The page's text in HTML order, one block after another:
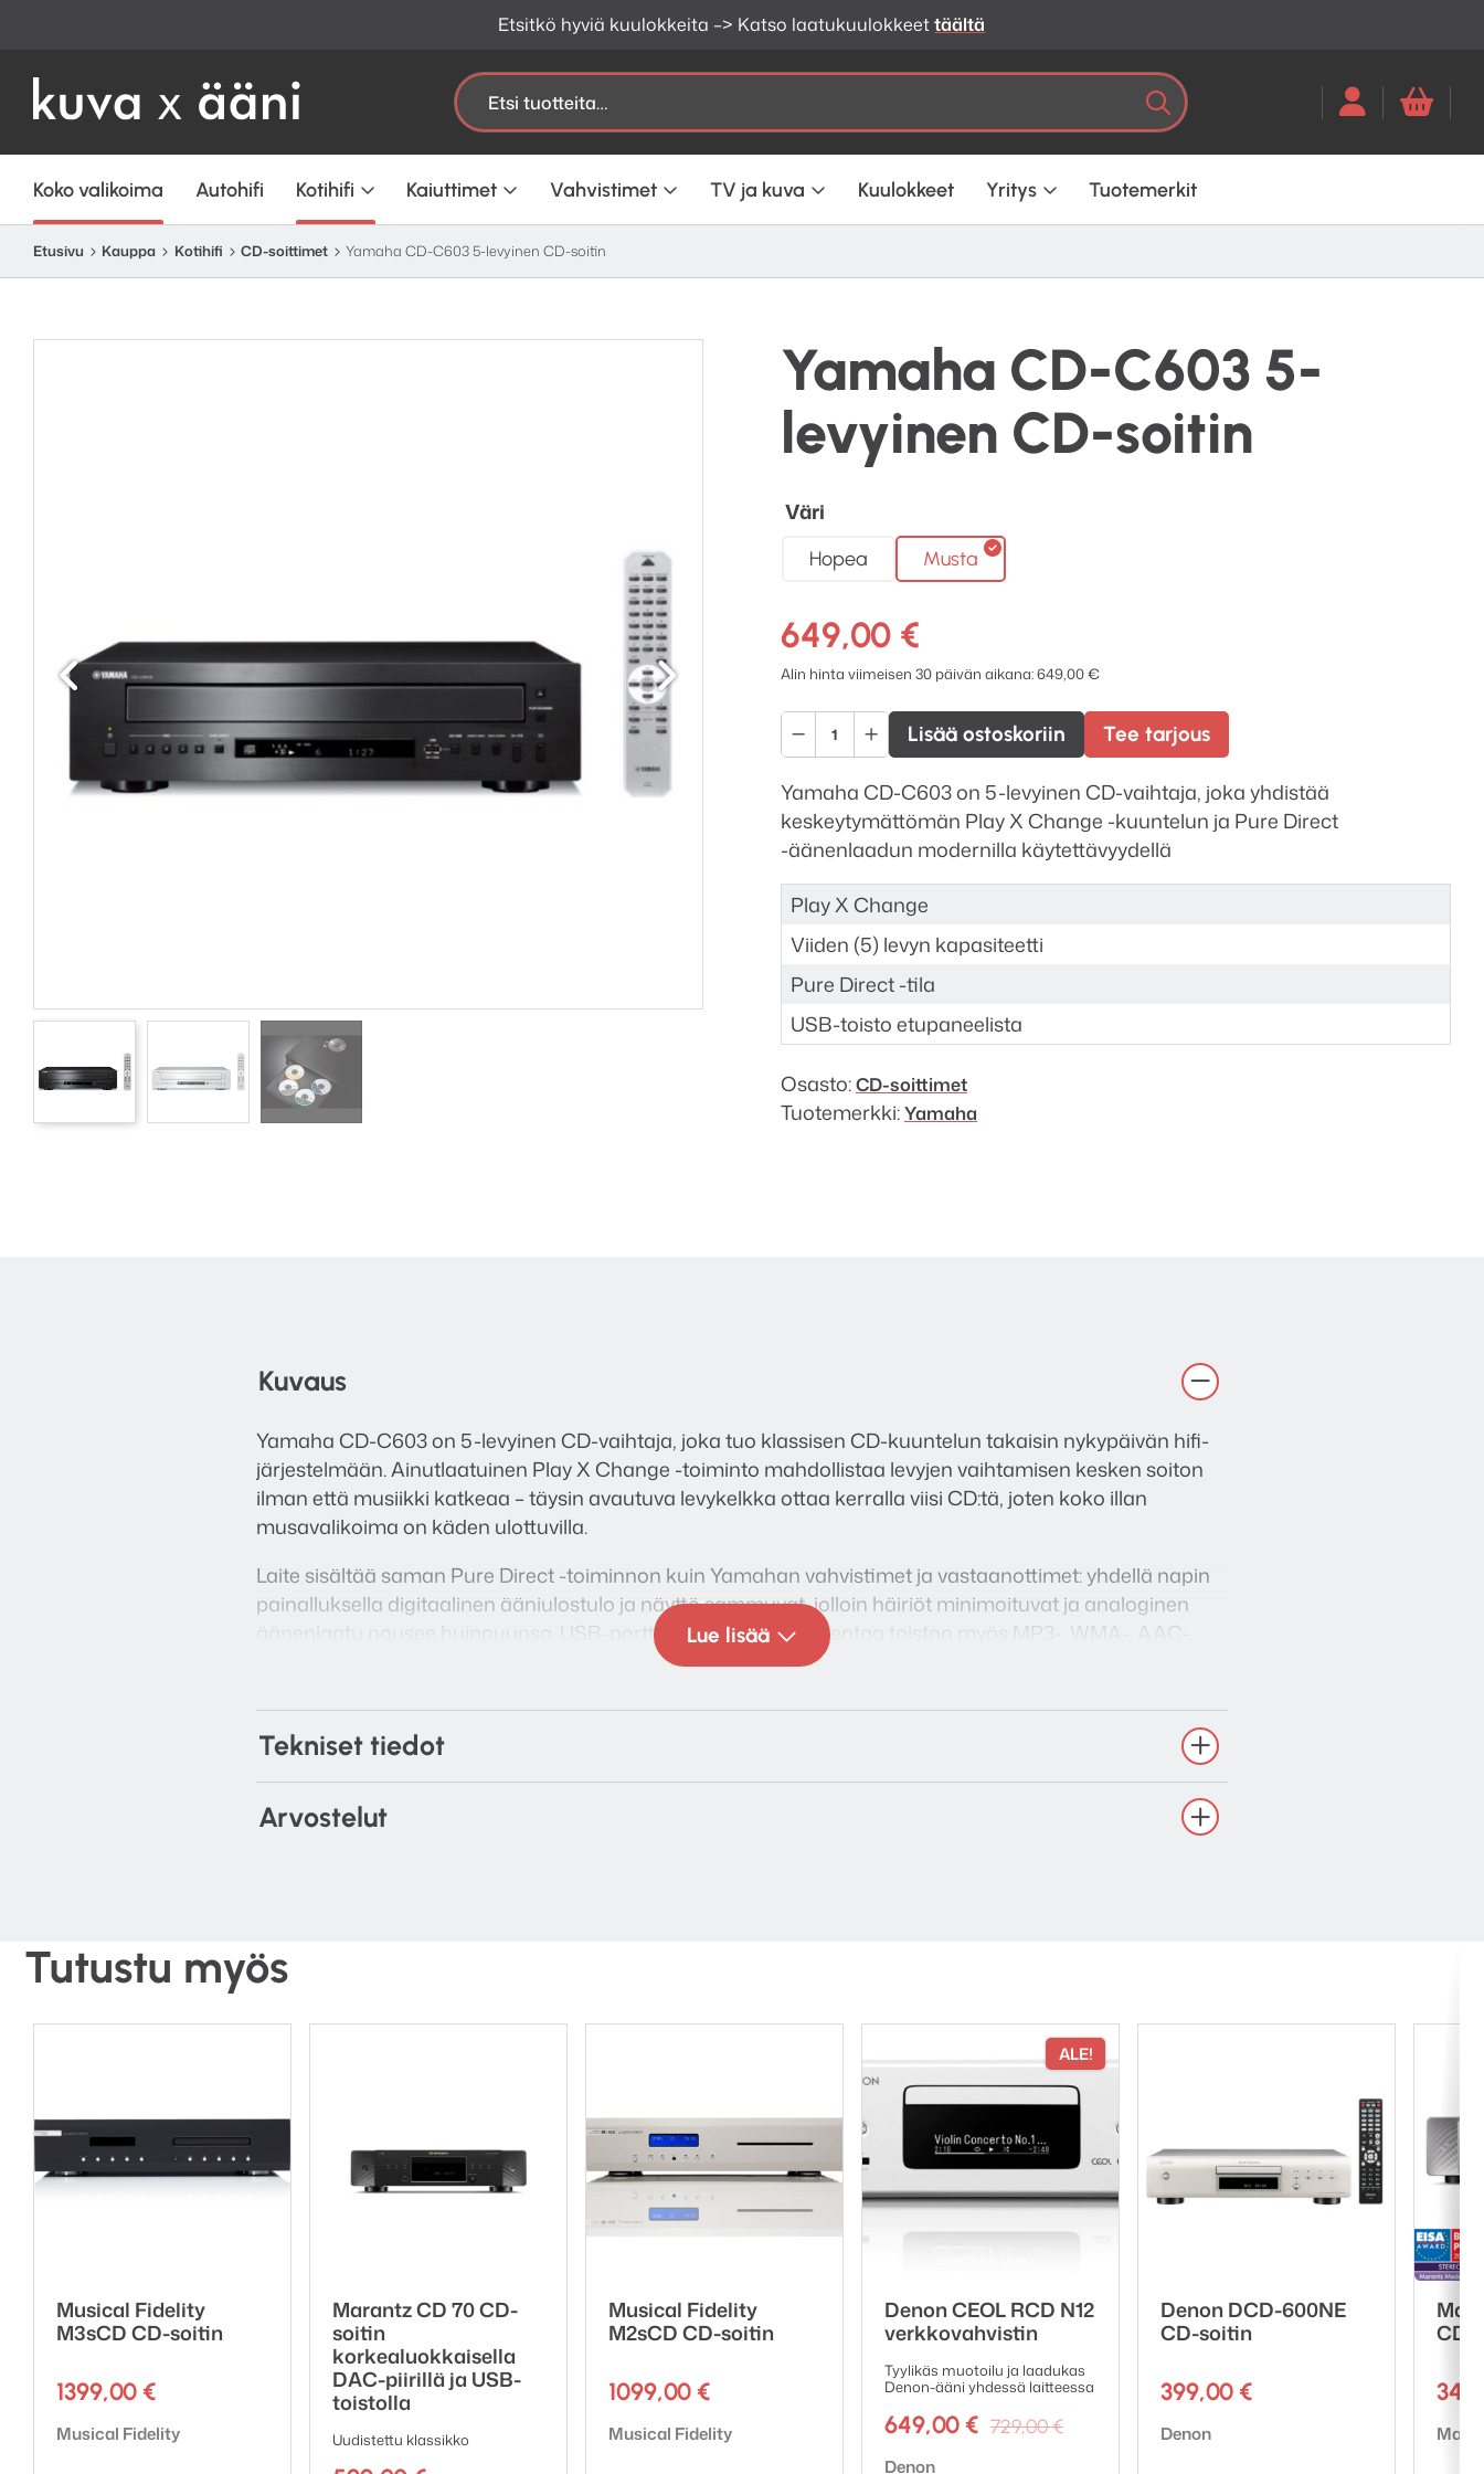
Etsitkö hyviä kuulokkeita –> Katso laatukuulokkeettäältä
Etsi: HakuKun tuloksia tulee, voit selata
Koko valikoima Autohifi Kotihifi Kaiuttimet Vahvistimet TV ja kuva Kuulokkeet Yritys Tuotemerkit
Etusivu Kauppa Kotihifi CD-soittimet Yamaha CD-C603 5-levyinen CD-soitin
Yamaha CD-C603 5-
levyinen CD-soitin
Edellinen Seuraava
Väri
Hopea Musta
649,00 €
Alin hinta viimeisen 30 päivän aikana:649,00€
Yamaha
CD-
C603
5-
levyinen
soitin
Lisää ostoskoriin Tee tarjous
Yamaha CD-C603 on 5-levyinen CD-vaihtaja, joka yhdistää
keskeytymättömän Play X Change -kuuntelun ja Pure Direct
-äänenlaadun modernilla käytettävyydellä
Play X Change
Viiden (5) levyn kapasiteetti
Pure Direct -tila
USB-toisto etupaneelista
Osasto:CD-soittimet
Tuotemerkki:Yamaha
Kuvaus
Yamaha CD-C603 on 5-levyinen CD-vaihtaja, joka tuo klassisen CD-kuuntelun takaisin nykypäivän hifi-
järjestelmään. Ainutlaatuinen Play X Change -toiminto mahdollistaa levyjen vaihtamisen kesken soiton
ilman että musiikki katkeaa – täysin avautuva levykelkka ottaa kerralla viisi CD:tä, joten koko illan
musavalikoima on käden ulottuvilla.
Laite sisältää saman Pure Direct -toiminnon kuin Yamahan vahvistimet ja vastaanottimet: yhdellä napin
painalluksella digitaalinen ääniulostulo ja näyttö sammuvat, jolloin häiriöt minimoituvat ja analoginen
äänenlaatu nousee huippuunsa. USB-portti etupaneelissa laajentaa toiston myös MP3-, WMA-, AAC-,
WAV- ja FLAC-tiedostoihin, joten CD-C603 taipuu sekä perinteiseen levykokoelmaan että digitaaliseen
Lue lisää
Tekniset tiedot
Arvostelut
Tutustu myös
Musical Fidelity
M3sCD CD-soitin
1399,00 €
Tuotemerkki:
Musical Fidelity
Marantz CD 70 CD-
soitin
korkealuokkaisella
DAC-piirillä ja USB-
toistolla
Uudistettu klassikko
Musical Fidelity
M2sCD CD-soitin
1099,00 €
Tuotemerkki:
Musical Fidelity
ALE!
Denon CEOL RCD N12
verkkovahvistin
Tyylikäs muotoilu ja laadukas
Denon-ääni yhdessä laitteessa
729,00€Alkuperäinen
649,00 €
Nykyinen
Tuotemerkki:
Denon
Denon DCD-600NE
CD-soitin
399,00 €
Tuotemerkki:
Denon
CD-